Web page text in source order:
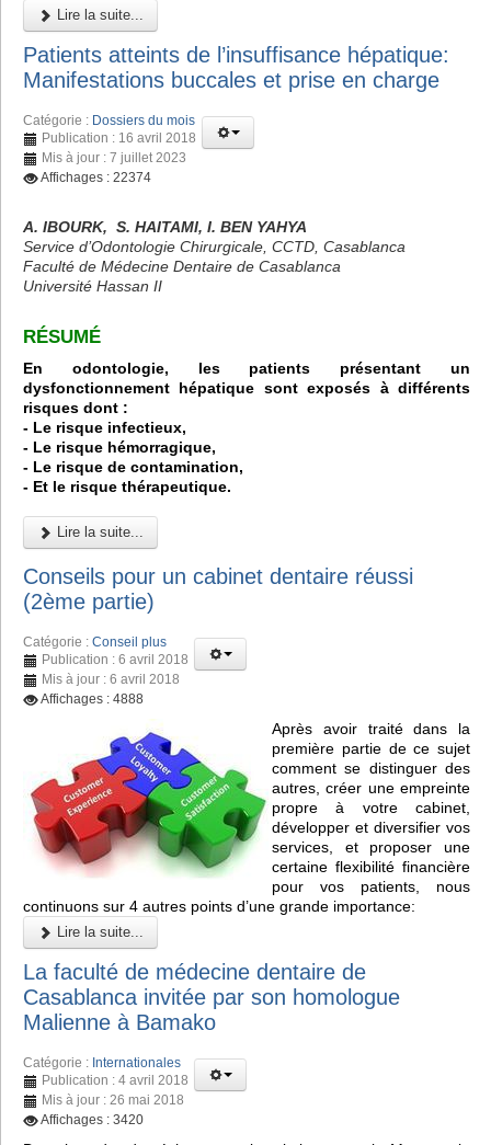
Lire la suite...
Patients atteints de l’insuffisance hépatique:
Manifestations buccales et prise en charge
Catégorie : Dossiers du mois
Publication : 16 avril 2018
Mis à jour : 7 juillet 2023
Affichages : 22374
A. IBOURK, S. HAITAMI, I. BEN YAHYA
Service d’Odontologie Chirurgicale, CCTD, Casablanca
Faculté de Médecine Dentaire de Casablanca
Université Hassan II
RÉSUMÉ
En odontologie, les patients présentant un
dysfonctionnement hépatique sont exposés à différents
risques dont :
- Le risque infectieux,
- Le risque hémorragique,
- Le risque de contamination,
- Et le risque thérapeutique.
Lire la suite...
Conseils pour un cabinet dentaire réussi
(2ème partie)
Catégorie : Conseil plus
Publication : 6 avril 2018
Mis à jour : 6 avril 2018
Affichages : 4888
Après avoir traité dans la
première partie de ce sujet
comment se distinguer des
autres, créer une empreinte
propre à votre cabinet,
développer et diversifier vos
services, et proposer une
certaine flexibilité financière
pour vos patients, nous
continuons sur 4 autres points d’une grande importance:
Lire la suite...
La faculté de médecine dentaire de
Casablanca invitée par son homologue
Malienne à Bamako
Catégorie : Internationales
Publication : 4 avril 2018
Mis à jour : 26 mai 2018
Affichages : 3420